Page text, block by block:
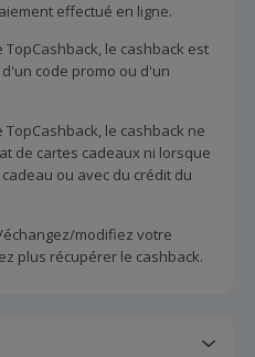
effectué en ligne.
le cashback est
code promo ou d'un
le cashback ne
de cartes cadeaux ni lorsque
ou avec du crédit du
modifiez votre
plus récupérer le cashback.